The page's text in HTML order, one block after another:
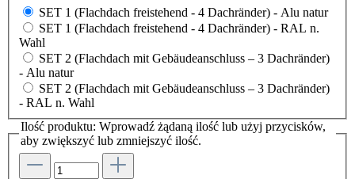
SET 1 (Flachdach freistehend - 4 Dachränder) - Alu natur
SET 1 (Flachdach freistehend - 4 Dachränder) - RAL n.
Wahl
SET 2 (Flachdach mit Gebäudeanschluss – 3 Dachränder)
- Alu natur
SET 2 (Flachdach mit Gebäudeanschluss – 3 Dachränder)
- RAL n. Wahl
Ilość produktu: Wprowadź żądaną ilość lub użyj przycisków,
aby zwiększyć lub zmniejszyć ilość.